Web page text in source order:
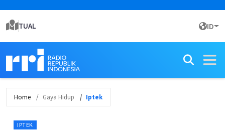
TUAL ID
Home Gaya Hidup Iptek
IPTEK